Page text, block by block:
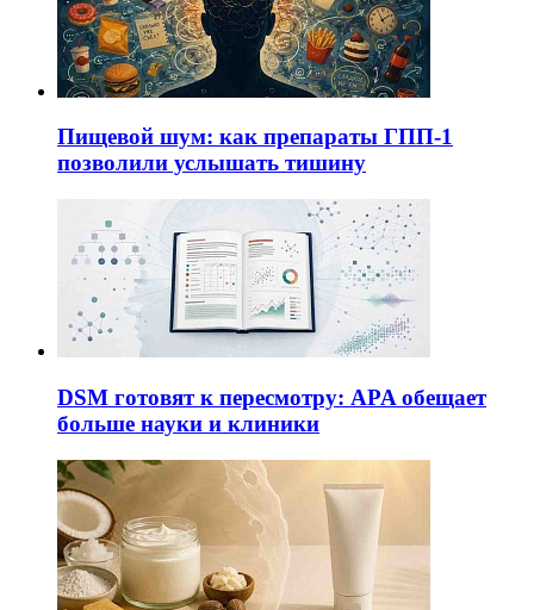
Пищевой шум: как препараты ГПП-1
позволили услышать тишину
DSM готовят к пересмотру: APA обещает
больше науки и клиники